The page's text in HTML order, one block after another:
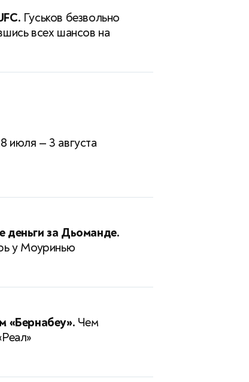
Гуськов безвольно
всех шансов на
июля — 3 августа
деньги за Дьоманде.
у Моуринью
«Бернабеу». Чем